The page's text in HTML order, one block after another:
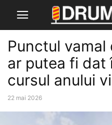
Punctul vamal
ar putea fi dat
cursul anului
22 mai 2026